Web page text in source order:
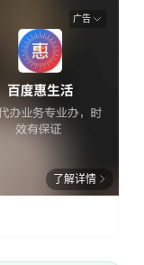
广告
了解详情